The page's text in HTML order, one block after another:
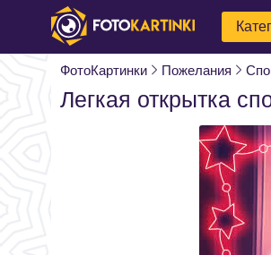
ФотоКартинки Пожелания
Легкая открытка